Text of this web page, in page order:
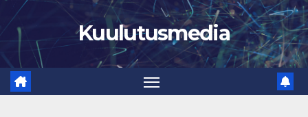
Skip
content
Kuulutusmedia